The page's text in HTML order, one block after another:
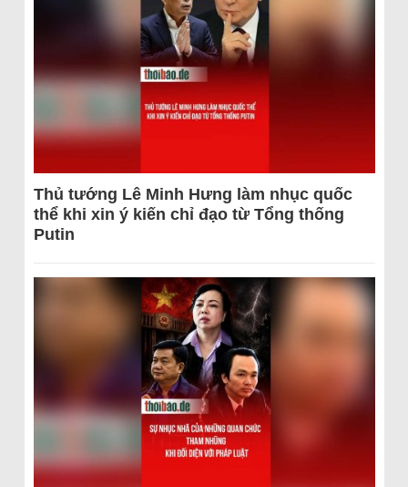
Thủ tướng Lê Minh Hưng làm nhục quốc
thể khi xin ý kiến chỉ đạo từ Tổng thống
Putin